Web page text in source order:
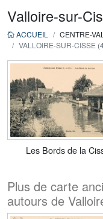
Valloire-sur-
ACCUEIL CENTRE-
VALLOIRE-SUR-CISSE
Les Bords de la
Plus de carte
autours de